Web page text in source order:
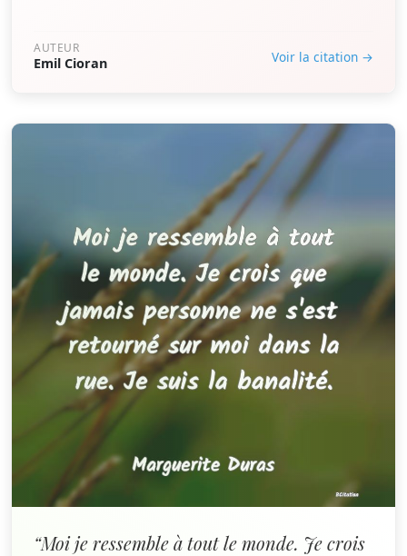
AUTEUR
Emil Cioran Voir la citation →
“Moi je ressemble à tout le monde. Je crois